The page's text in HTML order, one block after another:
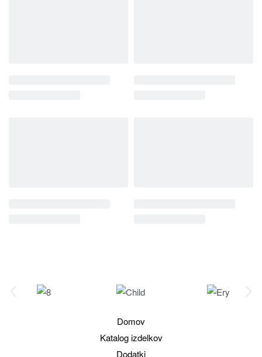
Domov
Katalog izdelkov
Dodatki